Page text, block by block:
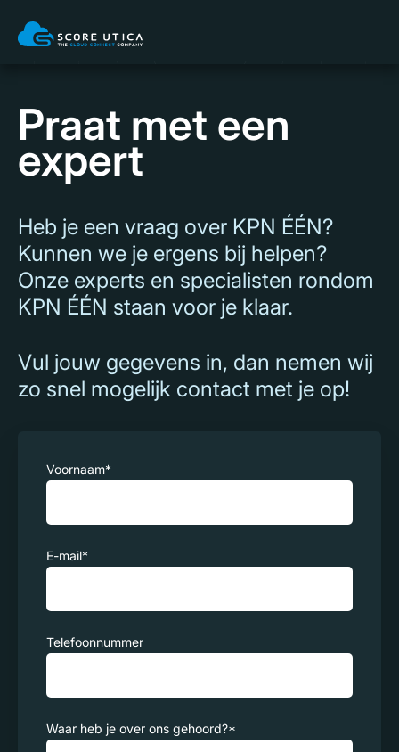
Praat met een
expert
Heb je een vraag over KPN ÉÉN?
Kunnen we je ergens bij helpen?
Onze experts en specialisten rondom
KPN ÉÉN staan voor je klaar.
Vul jouw gegevens in, dan nemen wij
zo snel mogelijk contact met je op!
Voornaam*
E-mail*
Telefoonnummer
Waar heb je over ons gehoord?*